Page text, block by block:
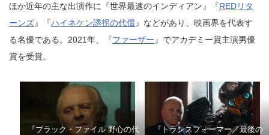
ほか近年の主な出演作に『世界最速のインディアン』『REDリタ
ーンズ』『ハイネケン誘拐の代償』などがあり、映画界を代表す
る名優である。2021年、『ファーザー 』でアカデミー賞主演男優
賞を受賞。
『ブラック・ファイル 野心の代
『トランスフォーマー／最後の